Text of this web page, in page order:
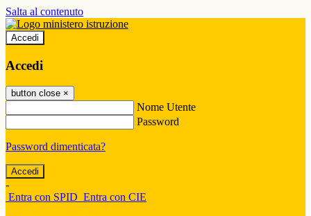
Salta al contenuto
Accedi
Accedi
button close ×
Nome Utente
Password
Password dimenticata?
-
Entra con SPID Entra con CIE